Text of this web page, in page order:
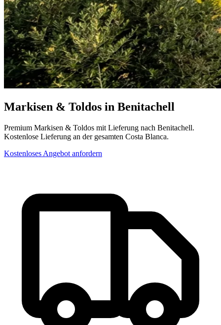
Markisen & Toldos in Benitachell
Premium Markisen & Toldos mit Lieferung nach Benitachell.
Kostenlose Lieferung an der gesamten Costa Blanca.
Kostenloses Angebot anfordern